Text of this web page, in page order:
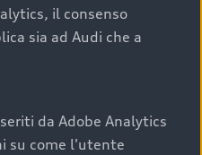
prima di
al prezzo e all'aspetto,
contenuto corrisponde a
e a una maggiore
il consenso
sia ad Audi che a
da Adobe Analytics
su come l'utente